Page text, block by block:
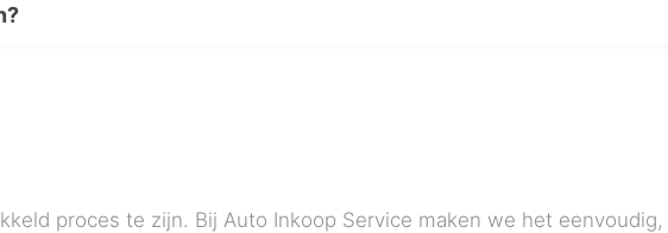
proces te zijn. Bij Auto Inkoop Service maken we het